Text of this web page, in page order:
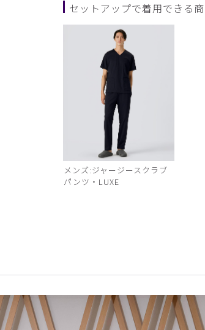
セットアップで着用できる
メンズ:ジャージースクラブ
パンツ・LUXE